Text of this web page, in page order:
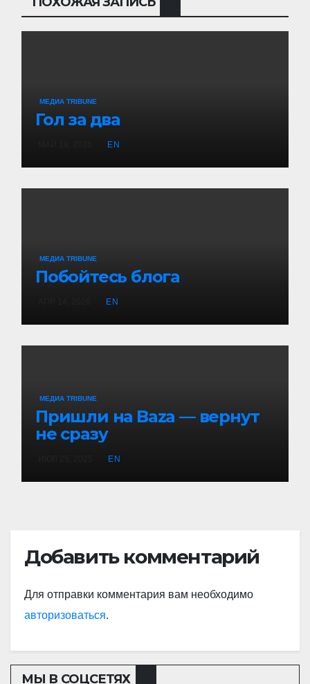
МЕДИА TRIBUNE
Гол за два
EN
МЕДИА TRIBUNE
Побойтесь блога
EN
МЕДИА TRIBUNE
Пришли на Baza — вернут
не сразу
EN
Добавить комментарий
Для отправки комментария вам необходимо
авторизоваться.
МЫ В СОЦСЕТЯХ